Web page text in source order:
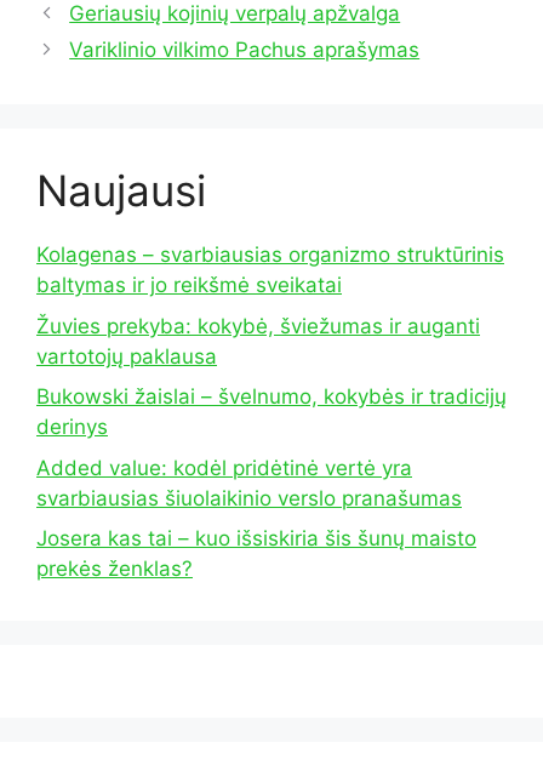
Geriausių kojinių verpalų apžvalga
Variklinio vilkimo Pachus aprašymas
Naujausi
Kolagenas – svarbiausias organizmo struktūrinis
baltymas ir jo reikšmė sveikatai
Žuvies prekyba: kokybė, šviežumas ir auganti
vartotojų paklausa
Bukowski žaislai – švelnumo, kokybės ir tradicijų
derinys
Added value: kodėl pridėtinė vertė yra
svarbiausias šiuolaikinio verslo pranašumas
Josera kas tai – kuo išsiskiria šis šunų maisto
prekės ženklas?